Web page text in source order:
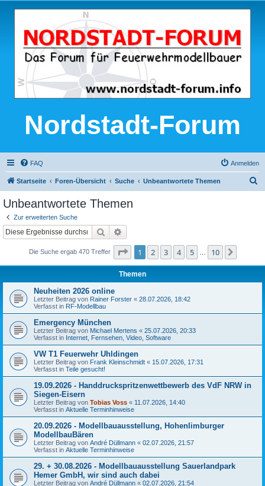
Nordstadt-Forum
FAQ Anmelden
Startseite Foren-Übersicht Suche Unbeantwortete Themen
Unbeantwortete Themen
Zur erweiterten Suche
Suche
Die Suche ergab 470 Treffer Seite 1von 10
1 2 3 4 5 10
Themen
Neuheiten 2026 online
Letzter Beitrag von Rainer Forster « 28.07.2026, 18:42
Verfasst in RF-Modellbau
Emergency München
Letzter Beitrag von Michael Mertens « 25.07.2026, 20:33
Verfasst in Internet, Fernsehen, Video, Software
VW T1 Feuerwehr Uhldingen
Letzter Beitrag von Frank Kleinschmidt « 15.07.2026, 17:31
Verfasst in Teile gesucht!
19.09.2026 - Handdruckspritzenwettbewerb des VdF NRW in
Siegen-Eisern
Letzter Beitrag von Tobias Voss « 11.07.2026, 14:40
Verfasst in Aktuelle Terminhinweise
20.09.2026 - Modellbauausstellung, Hohenlimburger
ModellbauBären
Letzter Beitrag von André Düllmann « 02.07.2026, 21:57
Verfasst in Aktuelle Terminhinweise
29. + 30.08.2026 - Modellbauausstellung Sauerlandpark
Hemer GmbH, wir sind auch dabei
Letzter Beitrag von André Düllmann « 02.07.2026, 21:54